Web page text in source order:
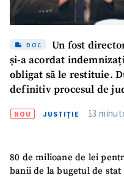
DOC
Un fost
și-a acordat
obligat să le restituie.
definitiv procesul de
NOU JUSTIȚIE 13
80 de milioane de lei
banii de la bugetul de